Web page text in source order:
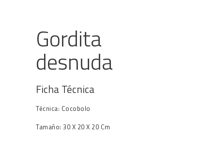
Gordita
desnuda
Ficha Técnica
Técnica: Cocobolo
Tamaño: 30 X 20 X 20 Cm